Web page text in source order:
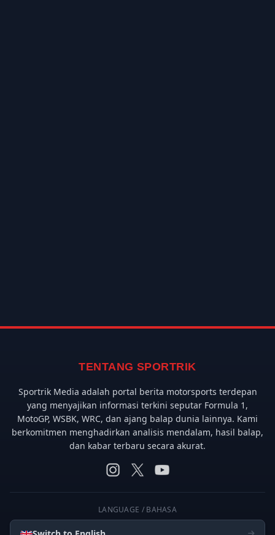
TENTANG SPORTRIK
Sportrik Media adalah portal berita motorsports terdepan
yang menyajikan informasi terkini seputar Formula 1,
MotoGP, WSBK, WRC, dan ajang balap dunia lainnya. Kami
berkomitmen menghadirkan analisis mendalam, hasil balap,
dan kabar terbaru secara akurat.
LANGUAGE / BAHASA